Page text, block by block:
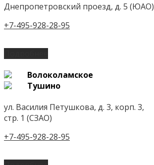
Днепропетровский проезд, д. 5 (ЮАО)
+7-495-928-28-95
Волоколамское
Тушино
ул. Василия Петушкова, д. 3, корп. 3,
стр. 1 (СЗАО)
+7-495-928-28-95